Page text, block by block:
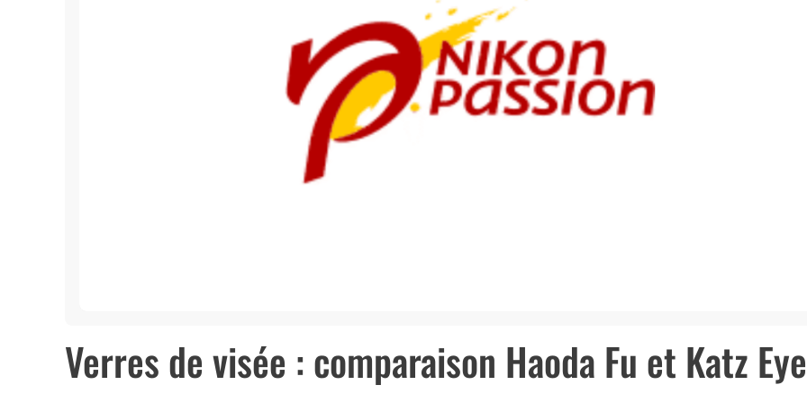
Verres de visée : comparaison Haoda Fu et Katz Eye